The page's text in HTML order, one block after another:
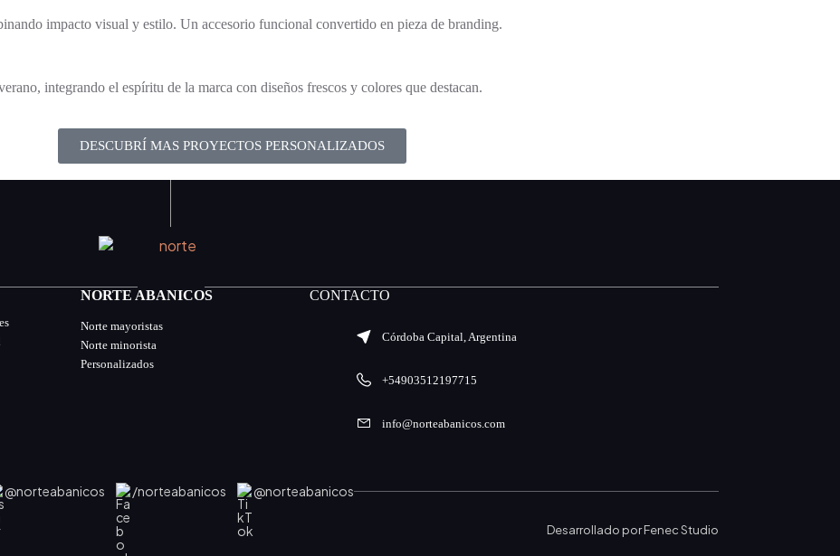
impacto visual y estilo. Un accesorio funcional convertido en pieza de branding.
integrando el espíritu de la marca con diseños frescos y colores que destacan.
DESCUBRÍ MAS PROYECTOS PERSONALIZADOS
NORTE ABANICOS
Norte mayoristas
Norte minorista
Personalizados
CONTACTO
Córdoba Capital, Argentina
+54903512197715
info@norteabanicos.com
@norteabanicos /norteabanicos @norteabanicos
Desarrollado porFenec Studio